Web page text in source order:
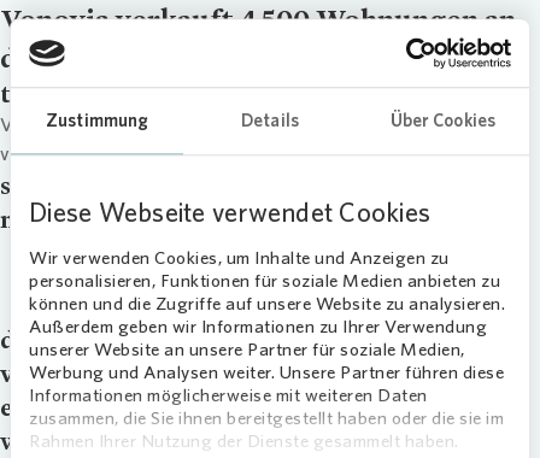
Zustimmung Details Über Cookies
Diese Webseite verwendet Cookies
Wir verwenden Cookies, um Inhalte und Anzeigen zu
personalisieren, Funktionen für soziale Medien anbieten zu
können und die Zugriffe auf unsere Website zu analysieren.
Außerdem geben wir Informationen zu Ihrer Verwendung
unserer Website an unsere Partner für soziale Medien,
Werbung und Analysen weiter. Unsere Partner führen diese
Informationen möglicherweise mit weiteren Daten
zusammen, die Sie ihnen bereitgestellt haben oder die sie im
Rahmen Ihrer Nutzung der Dienste gesammelt haben.
Vonovia verkauft 4.500 Wohnungen an
die Stadt Berlin (english version)
title
Vonovia verkauft 4.500 Wohnungen an die Stadt Berlin (english
version)
signup
master_download
Vonovia verkauft 4.500 Wohnungen an
die Stadt Berlin (english version)
downloads
video
external_link
webcast